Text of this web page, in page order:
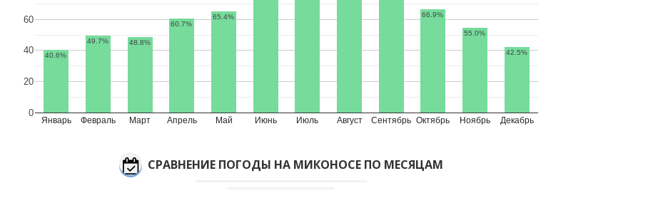
Январь Февраль Март Апрель Май Июнь Июль Август Сентябрь Октябрь Ноябрь Декабрь
0
20
40
60
40.6%
49.7% 48.8%
60.7%
65.4% 66.9%
55.0%
42.5%
СРАВНЕНИЕ ПОГОДЫ НА МИКОНОСЕ ПО МЕСЯЦАМ